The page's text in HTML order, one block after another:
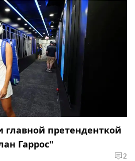
главной претенденткой
Гаррос"
2